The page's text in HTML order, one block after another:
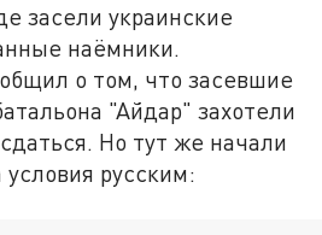
засели украинские
наёмники.
о том, что засевшие
"Айдар" захотели
Но тут же начали
условия русским: